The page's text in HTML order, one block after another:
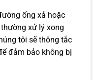
ống xả hoặc
xử lý xong
tôi sẽ thông tắc
đảm bảo không bị